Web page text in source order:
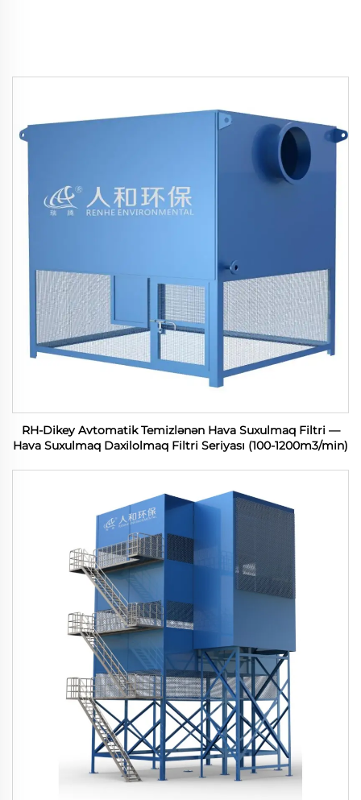
RH-Dikey Avtomatik Temizlənən Hava Suxulmaq Filtri —
Hava Suxulmaq Daxilolmaq Filtri Seriyası (100-1200m3/min)